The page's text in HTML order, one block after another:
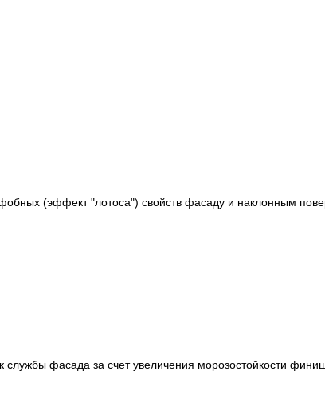
(эффект "лотоса") свойств фасаду и наклонным
фасада за счет увеличения морозостойкости